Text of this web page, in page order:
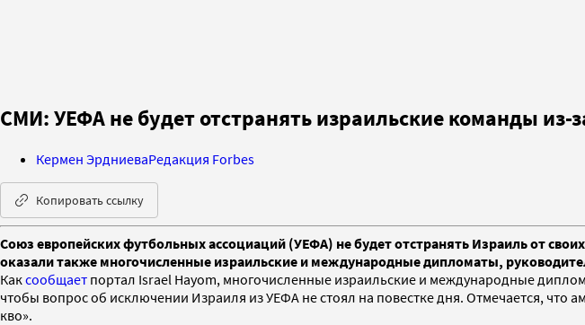
СМИ: УЕФА не будет отстранять израильские команды
Кермен ЭрдниеваРедакция Forbes
Копировать ссылку
Союз европейских футбольных ассоциаций (УЕФА) не будет отстранять Израиль от
оказали также многочисленные израильские и международные дипломаты,
Каксообщает портал Israel Hayom, многочисленные израильские и международные
чтобы вопрос об исключении Израиля из УЕФА не стоял на повестке дня. Отмечается,
кво».